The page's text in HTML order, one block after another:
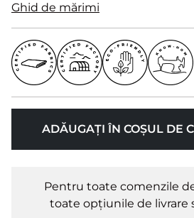
Ghid de mărimi
ADĂUGAȚI ÎN COȘUL DE
Pentru toate comenzile
toate opțiunile de livrare